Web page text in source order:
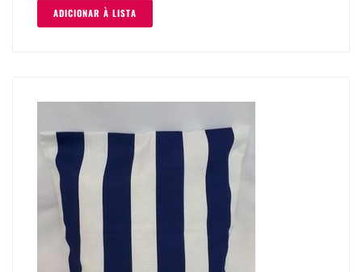
ADICIONAR À LISTA